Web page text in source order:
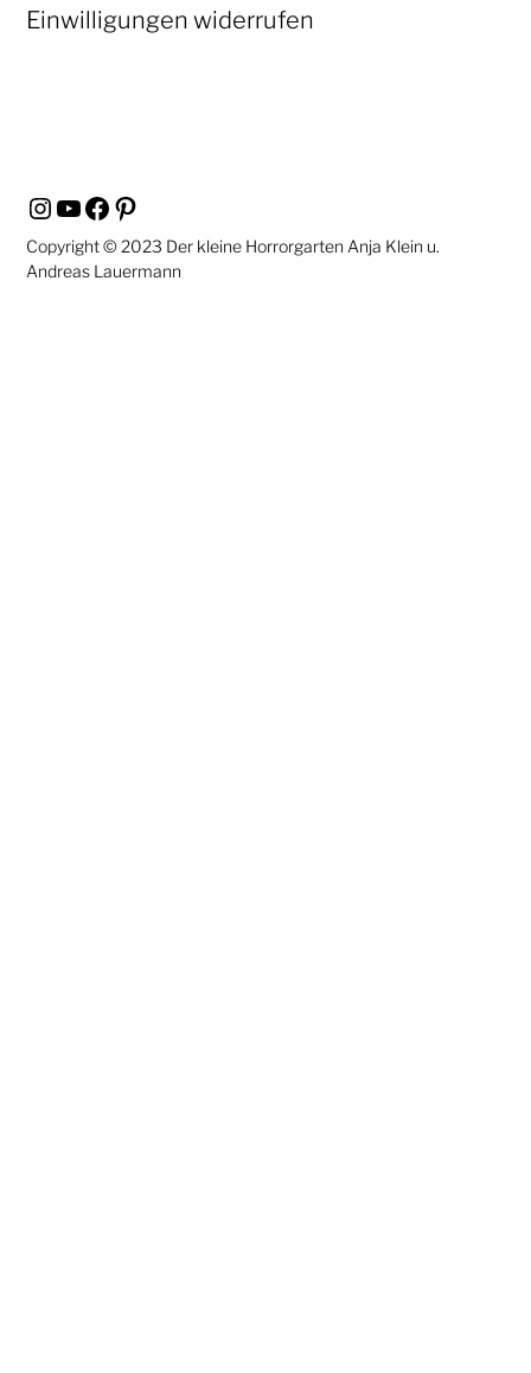
Einwilligungen widerrufen
Instagram
YouTube
Facebook
Pinterest
Copyright © 2023 Der kleine Horrorgarten Anja Klein u.
Andreas Lauermann